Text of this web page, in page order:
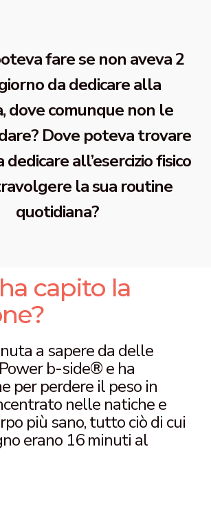
fare se non aveva 2
da dedicare alla
dove comunque non le
Dove poteva trovare
all’esercizio fisico
la sua routine
quotidiana?
capito la
a sapere da delle
b-side® e ha
per perdere il peso in
nelle natiche e
più sano, tutto ciò di cui
erano 16 minuti al